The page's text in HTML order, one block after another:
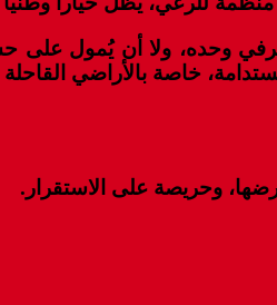
وحده، ولا أن يُمول
خاصة بالأراضي
وحريصة على الاستقرار.